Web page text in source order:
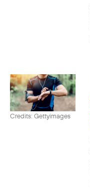
Credits: Gettyimages